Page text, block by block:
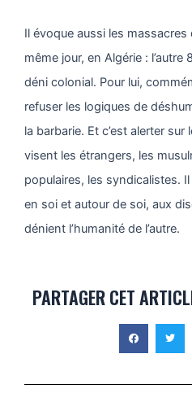
Il évoque aussi les massacres
même jour, en Algérie :
déni colonial. Pour lui,
refuser les logiques de
la barbarie. Et c’est alerter
visent les étrangers, les
populaires, les syndicalistes.
en soi et autour de soi, aux
dénient l’humanité de l’autre.
PARTAGER CET